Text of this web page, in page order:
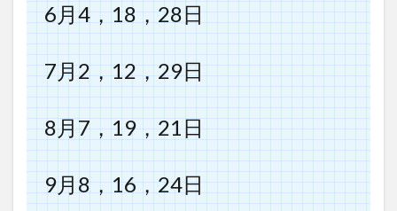
6月4，18，28日
7月2，12，29日
8月7，19，21日
9月8，16，24日